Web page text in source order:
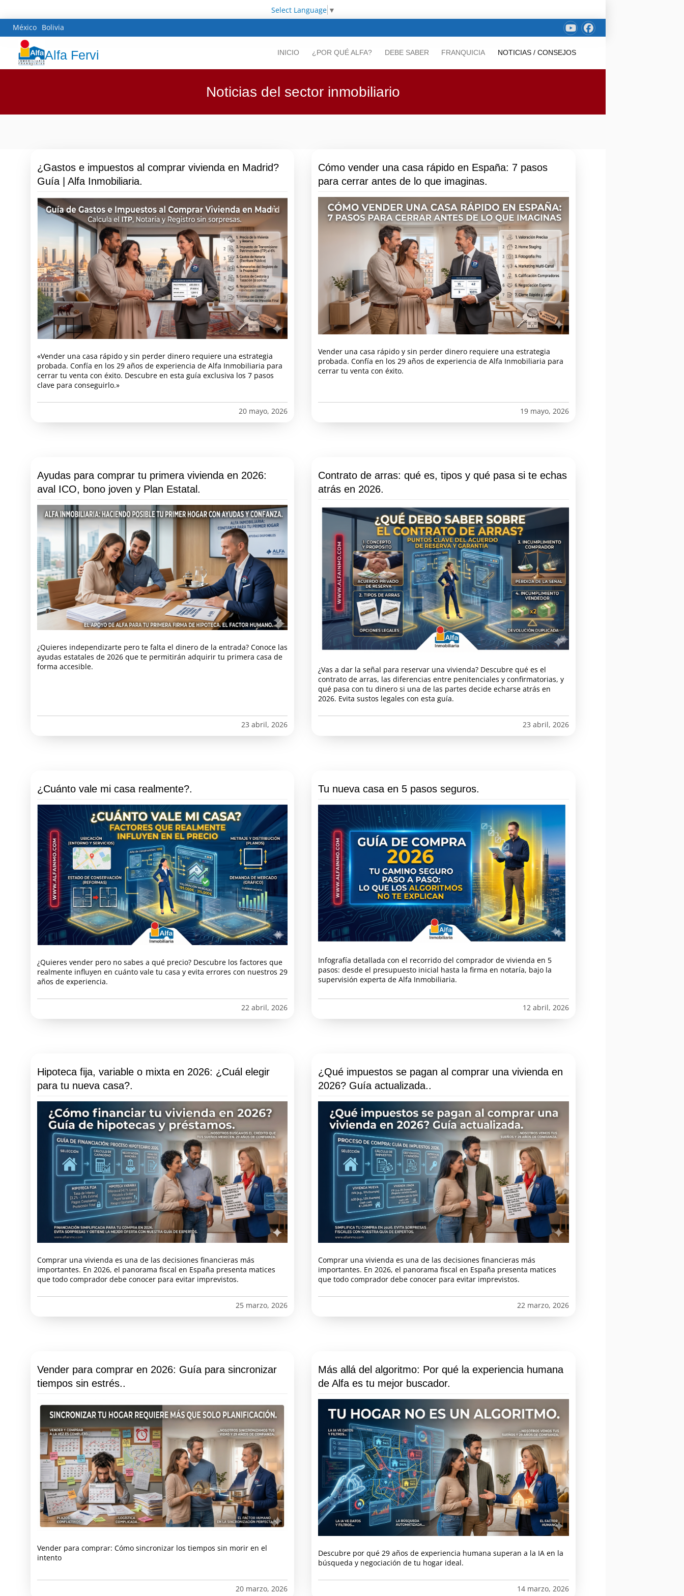
Select Language ▼
México Bolivia
Alfa Fervi INICIO ¿POR QUÉ ALFA? DEBE SABER FRANQUICIA NOTICIAS / CONSEJOS
Noticias del sector inmobiliario
¿Gastos e impuestos al comprar vivienda en Madrid?
Guía | Alfa Inmobiliaria.
«Vender una casa rápido y sin perder dinero requiere una estrategia
probada. Confía en los 29 años de experiencia de Alfa Inmobiliaria para
cerrar tu venta con éxito. Descubre en esta guía exclusiva los 7 pasos
clave para conseguirlo.»
20 mayo, 2026
Cómo vender una casa rápido en España: 7 pasos
para cerrar antes de lo que imaginas.
Vender una casa rápido y sin perder dinero requiere una estrategia
probada. Confía en los 29 años de experiencia de Alfa Inmobiliaria para
cerrar tu venta con éxito.
19 mayo, 2026
Ayudas para comprar tu primera vivienda en 2026:
aval ICO, bono joven y Plan Estatal.
¿Quieres independizarte pero te falta el dinero de la entrada? Conoce las
ayudas estatales de 2026 que te permitirán adquirir tu primera casa de
forma accesible.
23 abril, 2026
Contrato de arras: qué es, tipos y qué pasa si te echas
atrás en 2026.
¿Vas a dar la señal para reservar una vivienda? Descubre qué es el
contrato de arras, las diferencias entre penitenciales y confirmatorias, y
qué pasa con tu dinero si una de las partes decide echarse atrás en
2026. Evita sustos legales con esta guía.
23 abril, 2026
¿Cuánto vale mi casa realmente?.
¿Quieres vender pero no sabes a qué precio? Descubre los factores que
realmente influyen en cuánto vale tu casa y evita errores con nuestros 29
años de experiencia.
22 abril, 2026
Tu nueva casa en 5 pasos seguros.
Infografía detallada con el recorrido del comprador de vivienda en 5
pasos: desde el presupuesto inicial hasta la firma en notaría, bajo la
supervisión experta de Alfa Inmobiliaria.
12 abril, 2026
Hipoteca fija, variable o mixta en 2026: ¿Cuál elegir
para tu nueva casa?.
Comprar una vivienda es una de las decisiones financieras más
importantes. En 2026, el panorama fiscal en España presenta matices
que todo comprador debe conocer para evitar imprevistos.
25 marzo, 2026
¿Qué impuestos se pagan al comprar una vivienda en
2026? Guía actualizada..
Comprar una vivienda es una de las decisiones financieras más
importantes. En 2026, el panorama fiscal en España presenta matices
que todo comprador debe conocer para evitar imprevistos.
22 marzo, 2026
Vender para comprar en 2026: Guía para sincronizar
tiempos sin estrés..
Vender para comprar: Cómo sincronizar los tiempos sin morir en el
intento
20 marzo, 2026
Más allá del algoritmo: Por qué la experiencia humana
de Alfa es tu mejor buscador.
Descubre por qué 29 años de experiencia humana superan a la IA en la
búsqueda y negociación de tu hogar ideal.
14 marzo, 2026